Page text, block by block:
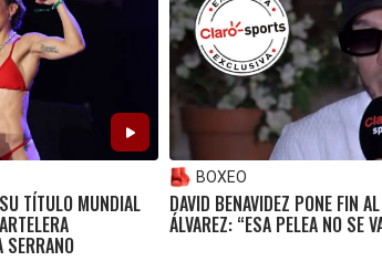
TÍTULO MUNDIAL
SERRANO
BOXEO
DAVID BENAVIDEZ PONE FIN
ÁLVAREZ: “ESA PELEA NO SE